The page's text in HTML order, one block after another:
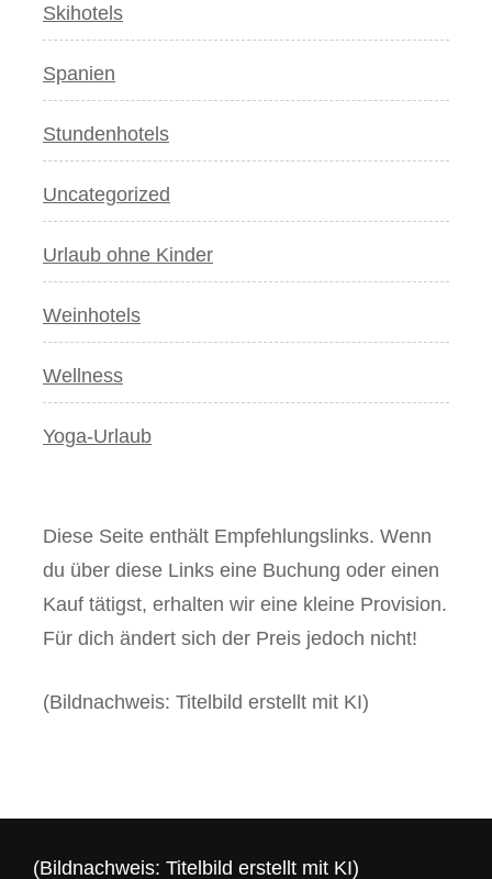
Skihotels
Spanien
Stundenhotels
Uncategorized
Urlaub ohne Kinder
Weinhotels
Wellness
Yoga-Urlaub
Diese Seite enthält Empfehlungslinks. Wenn
du über diese Links eine Buchung oder einen
Kauf tätigst, erhalten wir eine kleine Provision.
Für dich ändert sich der Preis jedoch nicht!
(Bildnachweis: Titelbild erstellt mit KI)
(Bildnachweis: Titelbild erstellt mit KI)